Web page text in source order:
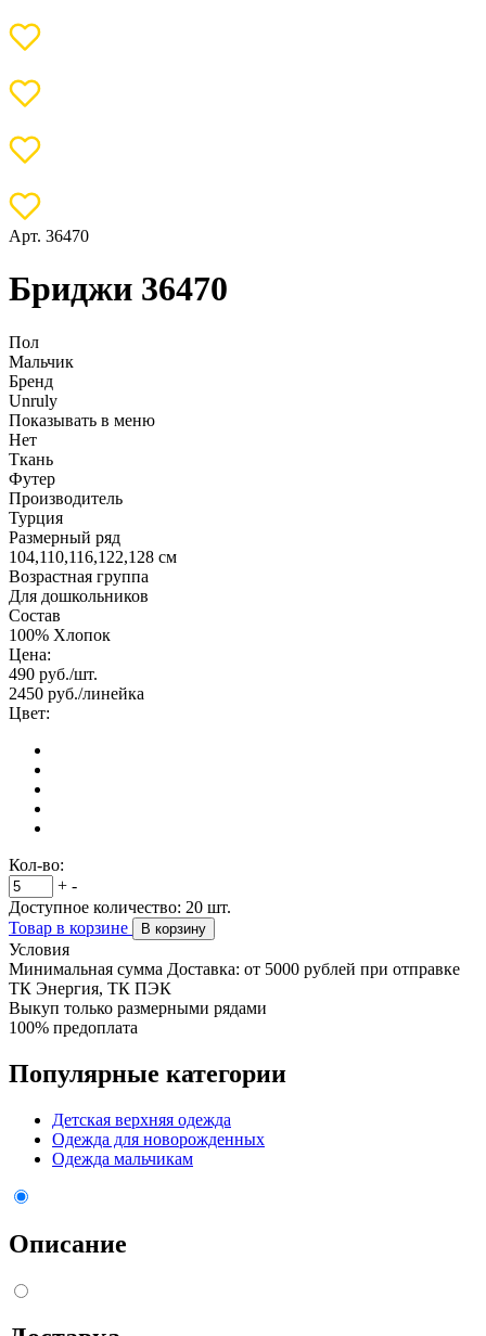
Арт. 36470
Бриджи 36470
Пол
Мальчик
Бренд
Unruly
Показывать в меню
Нет
Ткань
Футер
Производитель
Турция
Размерный ряд
104,110,116,122,128 см
Возрастная группа
Для дошкольников
Состав
100% Хлопок
Цена:
490 руб./шт.
2450 руб./линейка
Цвет:
Кол-во:
+ -
Доступное количество: 20 шт.
Товар в корзине
В корзину
Условия
Минимальная сумма Доставка: от 5000 рублей при отправке
ТК Энергия, ТК ПЭК
Выкуп только размерными рядами
100% предоплата
Популярные категории
Детская верхняя одежда
Одежда для новорожденных
Одежда мальчикам
Описание